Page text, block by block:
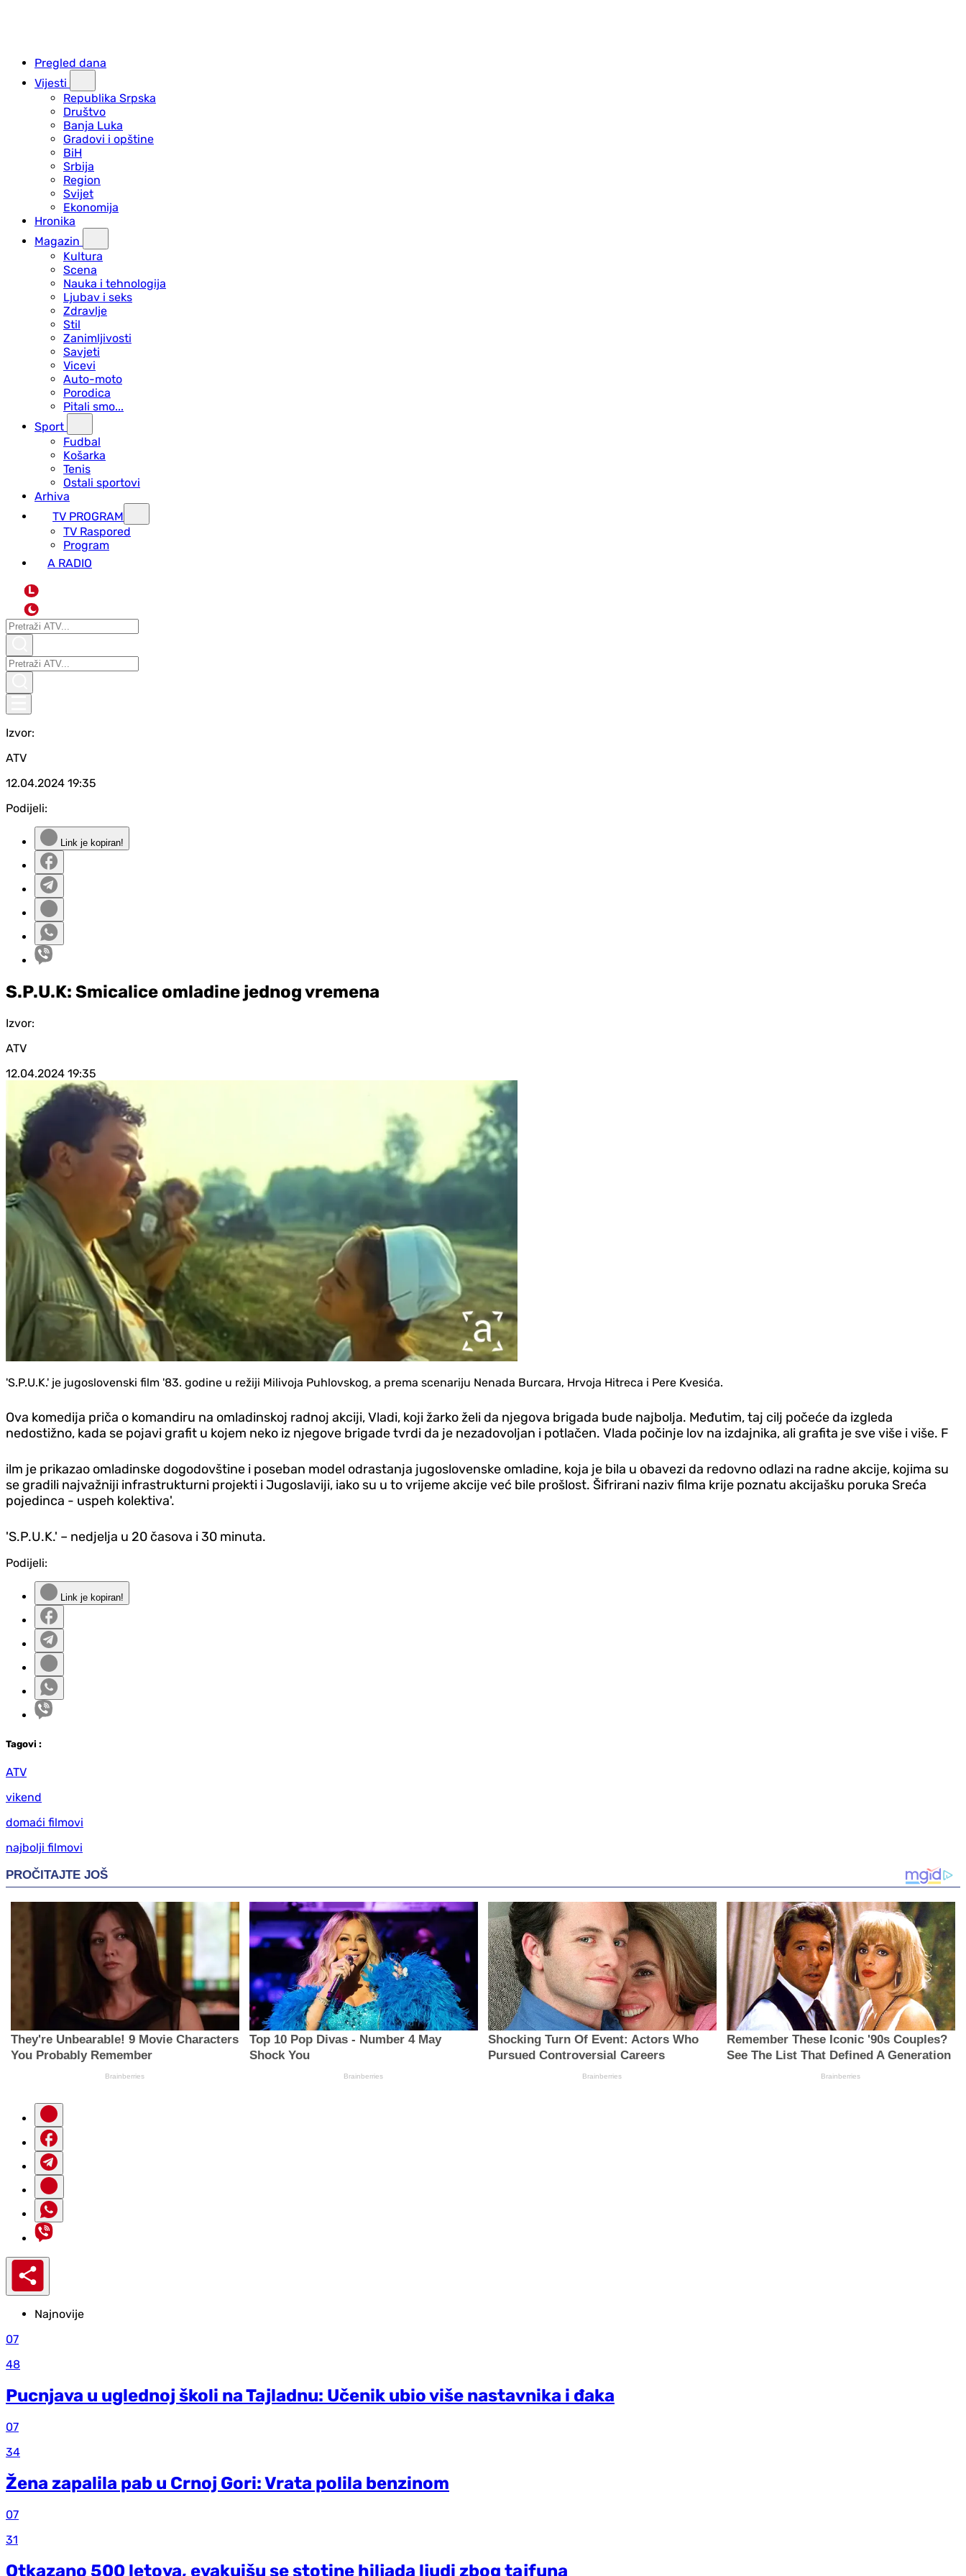
Pregled dana
Vijesti
Republika Srpska
Društvo
Banja Luka
Gradovi i opštine
BiH
Srbija
Region
Svijet
Ekonomija
Hronika
Magazin
Kultura
Scena
Nauka i tehnologija
Ljubav i seks
Zdravlje
Stil
Zanimljivosti
Savjeti
Vicevi
Auto-moto
Porodica
Pitali smo...
Sport
Fudbal
Košarka
Tenis
Ostali sportovi
Arhiva
TV PROGRAM
ТV Raspored
Program
A RADIO
L
Izvor:
ATV
12.04.2024 19:35
Podijeli:
Link je kopiran!
S.P.U.K: Smicalice omladine jednog vremena
Izvor:
ATV
12.04.2024 19:35
'S.P.U.K.' je jugoslovenski film '83. godine u režiji Milivoja Puhlovskog, a prema scenariju Nenada Burcara, Hrvoja Hitreca i Pere Kvesića.
Ova komedija priča o komandiru na omladinskoj radnoj akciji, Vladi, koji žarko želi da njegova brigada bude najbolja. Međutim, taj cilj počeće da izgleda
nedostižno, kada se pojavi grafit u kojem neko iz njegove brigade tvrdi da je nezadovoljan i potlačen. Vlada počinje lov na izdajnika, ali grafita je sve više i više. F
ilm je prikazao omladinske dogodovštine i poseban model odrastanja jugoslovenske omladine, koja je bila u obavezi da redovno odlazi na radne akcije, kojima su
se gradili najvažniji infrastrukturni projekti i Jugoslaviji, iako su u to vrijeme akcije već bile prošlost. Šifrirani naziv filma krije poznatu akcijašku poruka Sreća
pojedinca - uspeh kolektiva'.
'S.P.U.K.' – nedjelja u 20 časova i 30 minuta.
Podijeli:
Link je kopiran!
Tagovi :
ATV
vikend
domaći filmovi
najbolji filmovi
Najnovije
07
48
Pucnjava u uglednoj školi na Tajladnu: Učenik ubio više nastavnika i đaka
07
34
Žena zapalila pab u Crnoj Gori: Vrata polila benzinom
07
31
Otkazano 500 letova, evakuišu se stotine hiljada ljudi zbog tajfuna